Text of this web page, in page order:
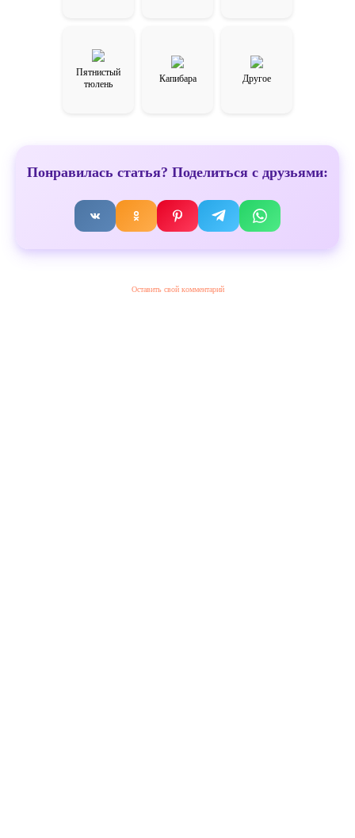
Пятнистый
тюлень
Капибара Другое
Понравилась статья? Поделиться с друзьями:
Оставить свой комментарий